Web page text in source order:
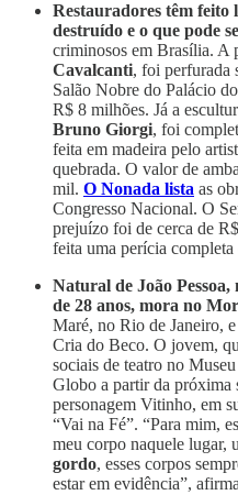
Restauradores têm feito
destruído e o que pode
criminosos em Brasília. A
Cavalcanti, foi perfurada
Salão Nobre do Palácio
R$ 8 milhões. Já a
Bruno Giorgi, foi
feita em madeira pelo
quebrada. O valor de
mil. O Nonada lista as
Congresso Nacional. O
prejuízo foi de cerca de
feita uma perícia completa
Natural de João
de 28 anos, mora no
Maré, no Rio de Janeiro,
Cria do Beco. O jovem,
sociais de teatro no
Globo a partir da próxima
personagem Vitinho, em
“Vai na Fé”. “Para mim,
meu corpo naquele lugar,
gordo, esses corpos
estar em evidência”,